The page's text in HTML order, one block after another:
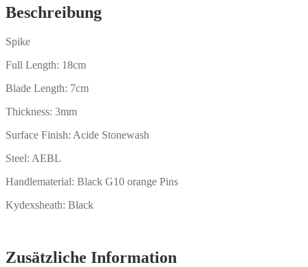
Beschreibung
Spike
Full Length: 18cm
Blade Length: 7cm
Thickness: 3mm
Surface Finish: Acide Stonewash
Steel: AEBL
Handlematerial: Black G10 orange Pins
Kydexsheath: Black
Zusätzliche Information